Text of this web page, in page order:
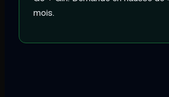
mois.